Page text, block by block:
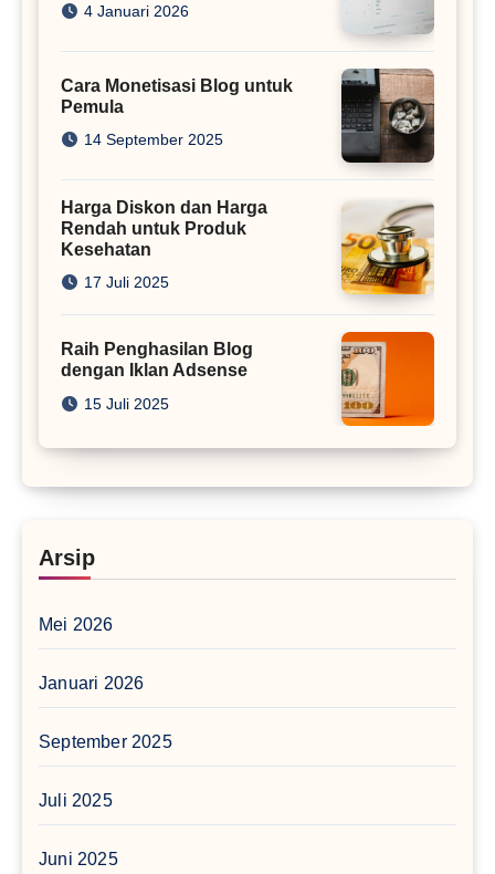
4 Januari 2026
Cara Monetisasi Blog untuk
Pemula
14 September 2025
Harga Diskon dan Harga
Rendah untuk Produk
Kesehatan
17 Juli 2025
Raih Penghasilan Blog
dengan Iklan Adsense
15 Juli 2025
Arsip
Mei 2026
Januari 2026
September 2025
Juli 2025
Juni 2025